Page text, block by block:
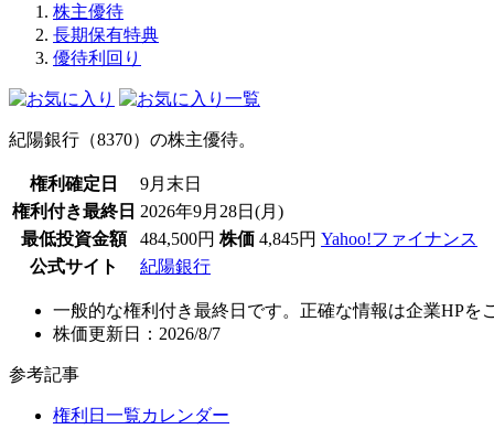
株主優待
長期保有特典
優待利回り
紀陽銀行（8370）の株主優待。
権利確定日
9月末日
権利付き最終日 2026年9月28日(月)
最低投資金額
484,500円 株価 4,845円 Yahoo!ファイナンス
公式サイト
紀陽銀行
一般的な権利付き最終日です。正確な情報は企業HPを
株価更新日：2026/8/7
参考記事
権利日一覧カレンダー